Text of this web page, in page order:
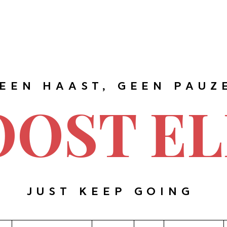
HAAST, GEEN
JUST KEEP GOING